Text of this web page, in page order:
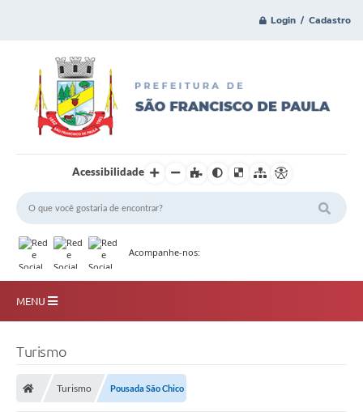
Login / Cadastro
Acessibilidade
Acompanhe-nos:
MENU
Turismo
Turismo Pousada São Chico